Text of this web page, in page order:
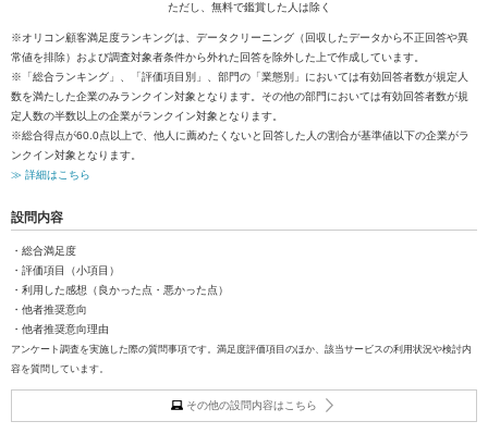
ただし、無料で鑑賞した人は除く
※オリコン顧客満足度ランキングは、データクリーニング（回収したデータから不正回答や異
常値を排除）および調査対象者条件から外れた回答を除外した上で作成しています。
※「総合ランキング」、「評価項目別」、部門の「業態別」においては有効回答者数が規定人
数を満たした企業のみランクイン対象となります。その他の部門においては有効回答者数が規
定人数の半数以上の企業がランクイン対象となります。
※総合得点が60.0点以上で、他人に薦めたくないと回答した人の割合が基準値以下の企業がラ
ンクイン対象となります。
≫ 詳細はこちら
設問内容
・総合満足度
・評価項目（小項目）
・利用した感想（良かった点・悪かった点）
・他者推奨意向
・他者推奨意向理由
アンケート調査を実施した際の質問事項です。満足度評価項目のほか、該当サービスの利用状況や検討内
容を質問しています。
その他の設問内容はこちら